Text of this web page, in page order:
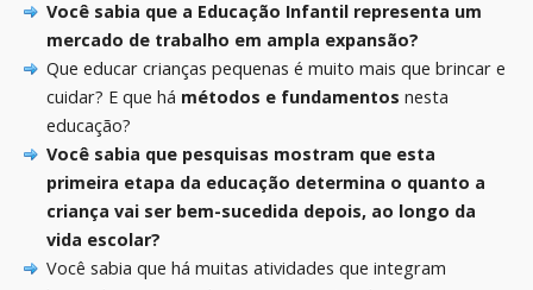
Você sabia que a Educação Infantil representa um
mercado de trabalho em ampla expansão?
Que educar crianças pequenas é muito mais que brincar e
cuidar? E que há métodos e fundamentos nesta
educação?
Você sabia que pesquisas mostram que esta
primeira etapa da educação determina o quanto a
criança vai ser bem-sucedida depois, ao longo da
vida escolar?
Você sabia que há muitas atividades que integram